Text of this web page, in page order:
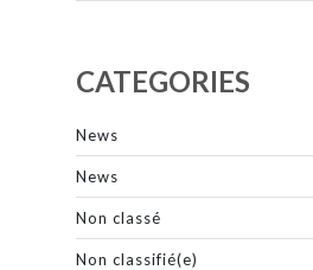
CATEGORIES
News
News
Non classé
Non classifié(e)